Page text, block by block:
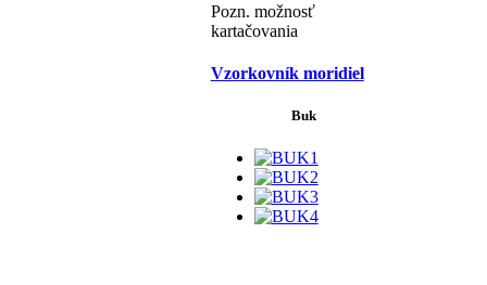
Pozn. možnosť
kartačovania
Vzorkovník moridiel
Buk